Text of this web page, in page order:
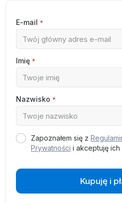
E-mail *
Imię *
Nazwisko *
Zapoznałem się z
Prywatności i akceptuję ich
Kupuję i